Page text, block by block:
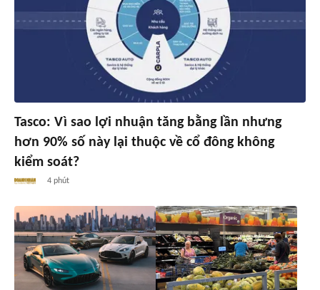
Tasco: Vì sao lợi nhuận tăng bằng lần nhưng
hơn 90% số này lại thuộc về cổ đông không
kiểm soát?
4 phút